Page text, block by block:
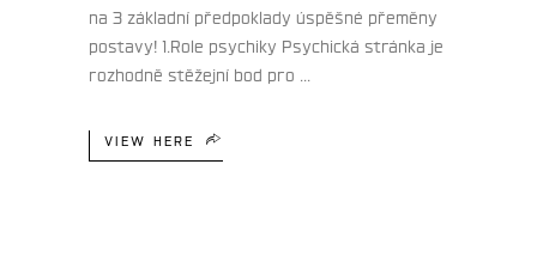
na 3 základní předpoklady úspěšné přeměny
postavy! 1.Role psychiky Psychická stránka je
rozhodně stěžejní bod pro
VIEW HERE